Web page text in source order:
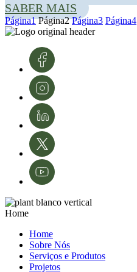
SABER MAIS
Página1 Página2 Página3 Página4
Home
Home
Sobre Nós
Serviços e Produtos
Projetos